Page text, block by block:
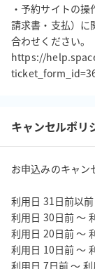
・予約サイトの
請求書・支払）に
合わせください。
https://
キャンセルポリ
お申込みのキャン
利用日 31日前以前
利用日 30日前 ～
利用日 20日前 ～
利用日 10日前 ～
利用日 7日前 ～